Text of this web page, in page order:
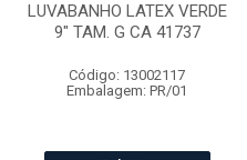
LUVABANHO LATEX VERDE
9" TAM. G CA 41737
Código: 13002117
Embalagem: PR/01